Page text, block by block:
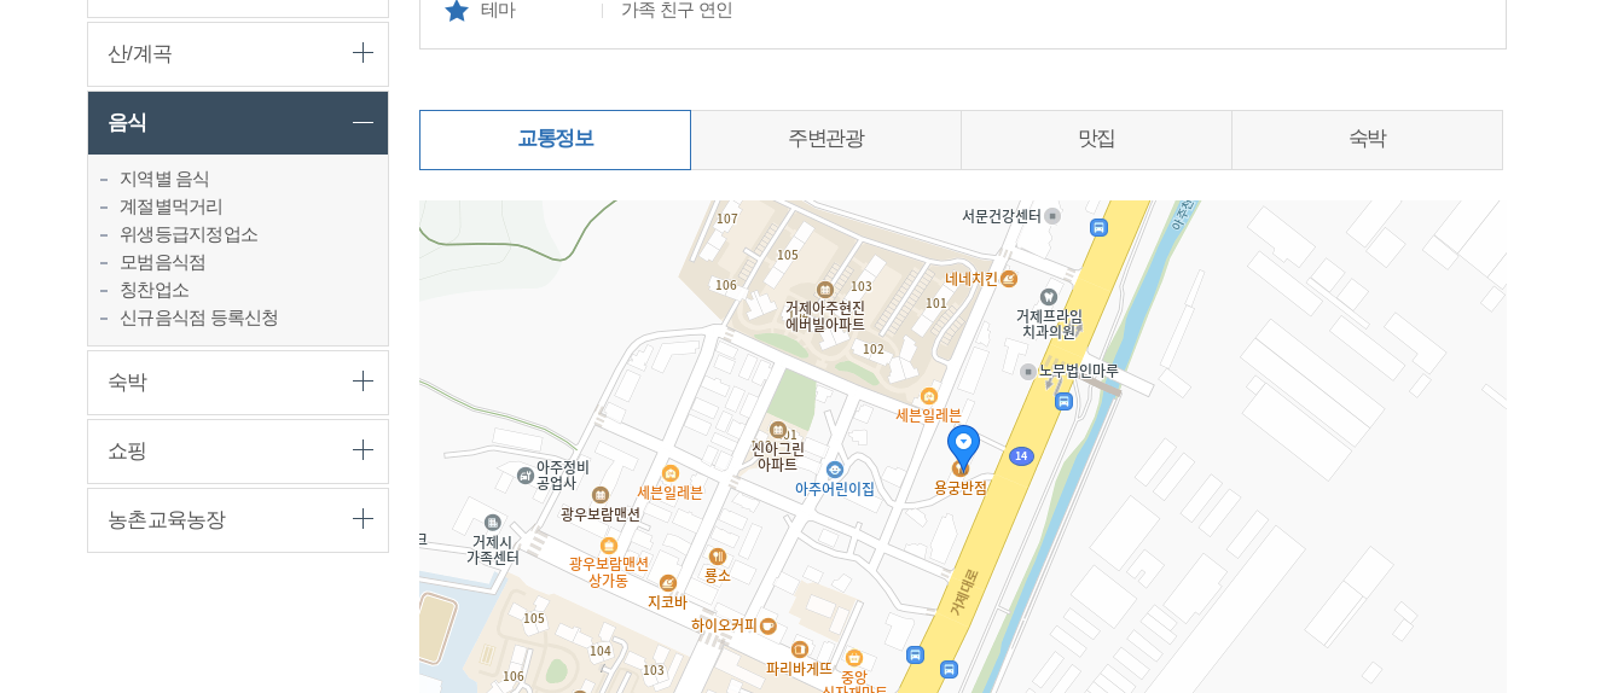
산/계곡
음식
지역별 음식
계절별먹거리
위생등급지정업소
모범음식점
칭찬업소
신규음식점 등록신청
숙박
쇼핑
농촌교육농장
테마 가족 친구 연인
교통정보 주변관광 맛집 숙박